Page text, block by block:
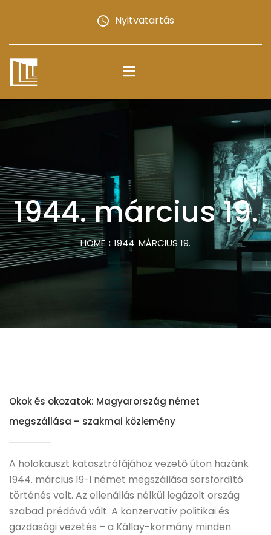
Nyitvatartás
1944. március 19.
HOME 1944. MÁRCIUS 19.
Okok és okozatok: Magyarország német
megszállása – szakmai közlemény
A holokauszt katasztrófájához vezető úton hazánk
1944. március 19-i német megszállása sorsfordító
történés volt. Az ellenállás nélkül legázolt ország
szabad prédává vált. A konzervatív politikai és
gazdasági vezetés – a Kállay-kormány minden